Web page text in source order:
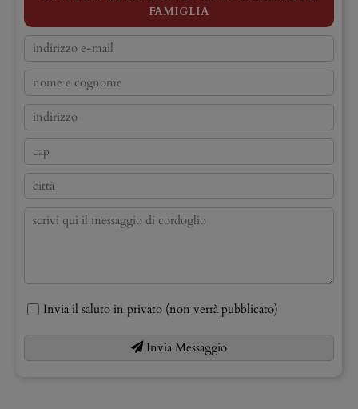
FAMIGLIA
Invia il saluto in privato (non verrà pubblicato)
Invia Messaggio